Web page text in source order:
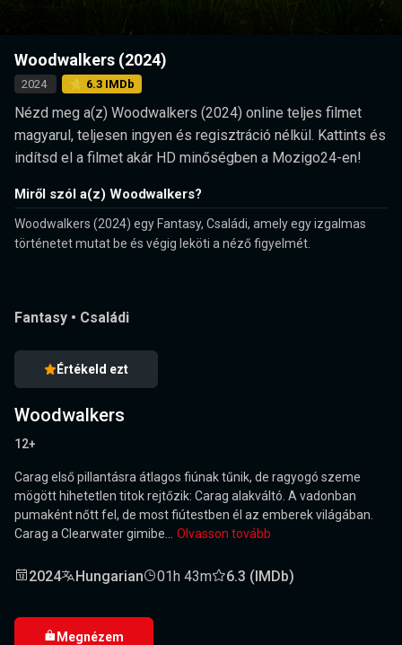
Woodwalkers (2024)
2024 ⭐ 6.3 IMDb
Nézd meg a(z) Woodwalkers (2024) online teljes filmet
magyarul, teljesen ingyen és regisztráció nélkül. Kattints és
indítsd el a filmet akár HD minőségben a Mozigo24-en!
Miről szól a(z) Woodwalkers?
Woodwalkers (2024) egy Fantasy, Családi, amely egy izgalmas
történetet mutat be és végig leköti a néző figyelmét.
Fantasy • Családi
Értékeld ezt
Woodwalkers
12+
Carag első pillantásra átlagos fiúnak tűnik, de ragyogó szeme
mögött hihetetlen titok rejtőzik: Carag alakváltó. A vadonban
pumaként nőtt fel, de most fiútestben él az emberek világában.
Carag a Clearwater gimibe... Olvasson tovább
2024 Hungarian 01h 43m 6.3 (IMDb)
Megnézem